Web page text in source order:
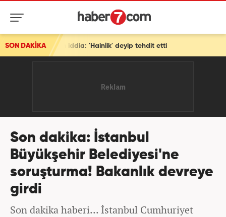
SON DAKİKA
iddia: 'Hainlik' deyip tehdit etti
Son dakika: İstanbul
Büyükşehir Belediyesi'ne
soruşturma! Bakanlık devreye
girdi
Son dakika haberi... İstanbul Cumhuriyet